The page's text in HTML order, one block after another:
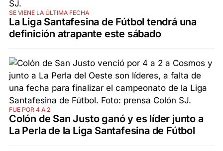
SE VIENE LA ÚLTIMA FECHA
La Liga Santafesina de Fútbol tendrá una
definición atrapante este sábado
FUE POR 4 A 2
Colón de San Justo ganó y es líder junto a
La Perla de la Liga Santafesina de Fútbol